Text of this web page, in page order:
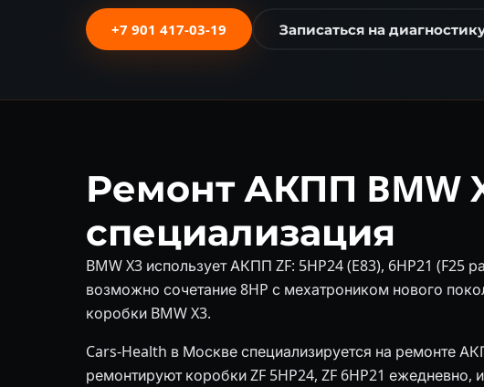
+7 901 417-03-19 Записаться на
Ремонт АКПП BMW
специализация
BMW X3 использует АКПП ZF: 5HP24 (E83), 6HP21 (F25
возможно сочетание 8HP с мехатроником нового
коробки BMW X3.
Cars-Health в Москве специализируется на ремонте
ремонтируют коробки ZF 5HP24, ZF 6HP21 ежедневно,